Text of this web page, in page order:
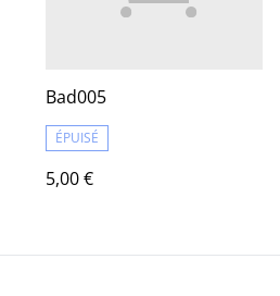
Bad005
ÉPUISÉ
5,00 €